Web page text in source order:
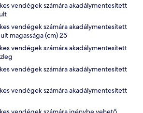
vendégek számára akadálymentesített
vendégek számára akadálymentesített
magassága (cm) 25
vendégek számára akadálymentesített
vendégek számára akadálymentesített
vendégek számára akadálymentesített